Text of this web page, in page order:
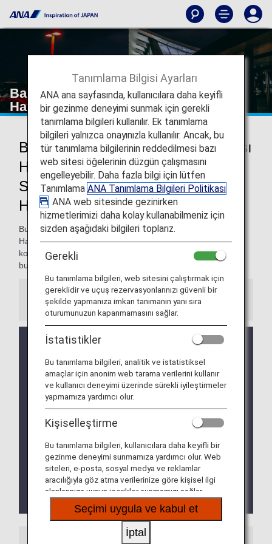
Bangkok Suvarnabhumi Uluslararası
Havaalanı
Bangkok Suvarnabhumi Uluslararası
Havaalanına gidiş ve Bangkok
Suvarnabhumi Uluslararası
Havaalanından dönüş
Bu sayfada, Bangkok Suvarnabhumi Uluslararası
Havaalanına ve varış noktanıza giderken işlemlerinizi
kolayca halletmek için ihtiyaç duyacağınız bilgileri
bulabilirsiniz.
Bilgiler
Aktarma kontuarının konumu, Bangkok Havaalanı
Durumun günlük olarak değişmesi beklenmektedir.
Lütfen ayrıntıları Bangkok Havaalanlarından kontrol
edin.
edenlerin bağışıklık belgesi alması gerekmektedir.
bulunan bir ülkedeki havalimanında 12 saatten
fazla kalan yolcuların da aşı sertifikası alması
gerekmektedir
Daha fazla bilgi için " Thai Health Pass (Yalnızca
İngilizce)
" sayfasını ziyaret edin.
Tanımlama Bilgisi Ayarları
ANA ana sayfasında, kullanıcılara daha keyifli
bir gezinme deneyimi sunmak için gerekli
tanımlama bilgileri kullanılır. Ek tanımlama
bilgileri yalnızca onayınızla kullanılır. Ancak, bu
tür tanımlama bilgilerinin reddedilmesi bazı
web sitesi öğelerinin düzgün çalışmasını
engelleyebilir. Daha fazla bilgi için lütfen
Tanımlama ANA Tanımlama Bilgileri Politikası
. ANA web sitesinde gezinirken
hizmetlerimizi daha kolay kullanabilmeniz için
sizden aşağıdaki bilgileri toplarız.
Gerekli
Bu tanımlama bilgileri, web sitesini çalıştırmak için
gereklidir ve uçuş rezervasyonlarınızı güvenli bir
şekilde yapmanıza imkan tanımanın yanı sıra
oturumunuzun kapanmamasını sağlar.
İstatistikler
Bu tanımlama bilgileri, analitik ve istatistiksel
amaçlar için anonim web tarama verilerini kullanır
ve kullanıcı deneyimi üzerinde sürekli iyileştirmeler
yapmamıza yardımcı olur.
Kişiselleştirme
Bu tanımlama bilgileri, kullanıcılara daha keyifli bir
gezinme deneyimi sunmamıza yardımcı olur. Web
siteleri, e-posta, sosyal medya ve reklamlar
aracılığıyla göz atma verilerinize göre kişisel ilgi
alanlarınıza uygun içerikler sunmamızı sağlar.
Seçimi uygula ve kabul et
İptal